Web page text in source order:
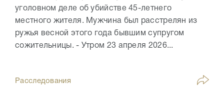
уголовном деле об убийстве 45-летнего
местного жителя. Мужчина был расстрелян из
ружья весной этого года бывшим супругом
сожительницы. - Утром 23 апреля 2026...
Расследования